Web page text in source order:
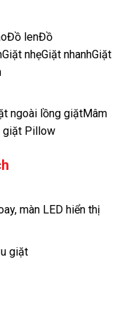
Đồ lenĐồ
Giặt nhẹGiặt nhanhGiặt
ngoài lồng giặtMâm
giặt Pillow
màn LED hiển thị
giặt